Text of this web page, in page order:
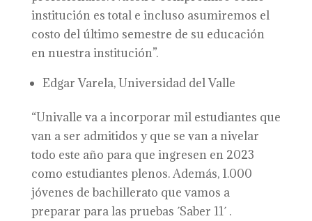
institución es total e incluso asumiremos el
costo del último semestre de su educación
en nuestra institución”.
Edgar Varela, Universidad del Valle
“Univalle va a incorporar mil estudiantes que
van a ser admitidos y que se van a nivelar
todo este año para que ingresen en 2023
como estudiantes plenos. Además, 1.000
jóvenes de bachillerato que vamos a
preparar para las pruebas ´Saber 11´ .